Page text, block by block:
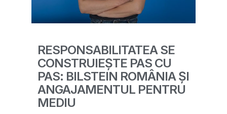
RESPONSABILITATEA SE
CONSTRUIEȘTE PAS CU
PAS: BILSTEIN ROMÂNIA ȘI
ANGAJAMENTUL PENTRU
MEDIU